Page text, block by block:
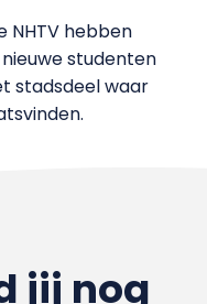
NHTV hebben
studenten
stadsdeel waar
jij nog